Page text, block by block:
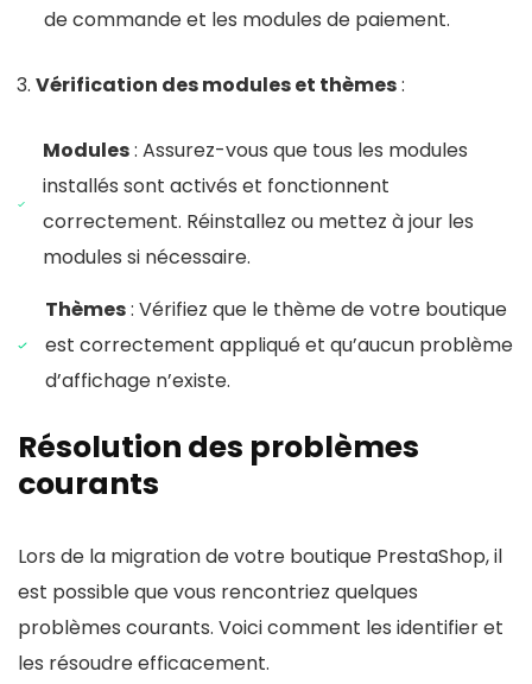
de commande et les modules de paiement.
Vérification des modules et thèmes:
Modules: Assurez-vous que tous les modules
installés sont activés et fonctionnent
correctement. Réinstallez ou mettez à jour les
modules si nécessaire.
Thèmes: Vérifiez que le thème de votre boutique
est correctement appliqué et qu’aucun problème
d’affichage n’existe.
Résolution des problèmes
courants
Lors de la migration de votre boutique PrestaShop, il
est possible que vous rencontriez quelques
problèmes courants. Voici comment les identifier et
les résoudre efficacement.